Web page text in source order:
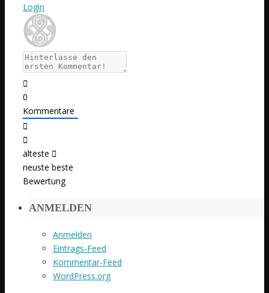
Login
0
Kommentare
älteste
neuste beste
Bewertung
ANMELDEN
Anmelden
Eintrags-Feed
Kommentar-Feed
WordPress.org